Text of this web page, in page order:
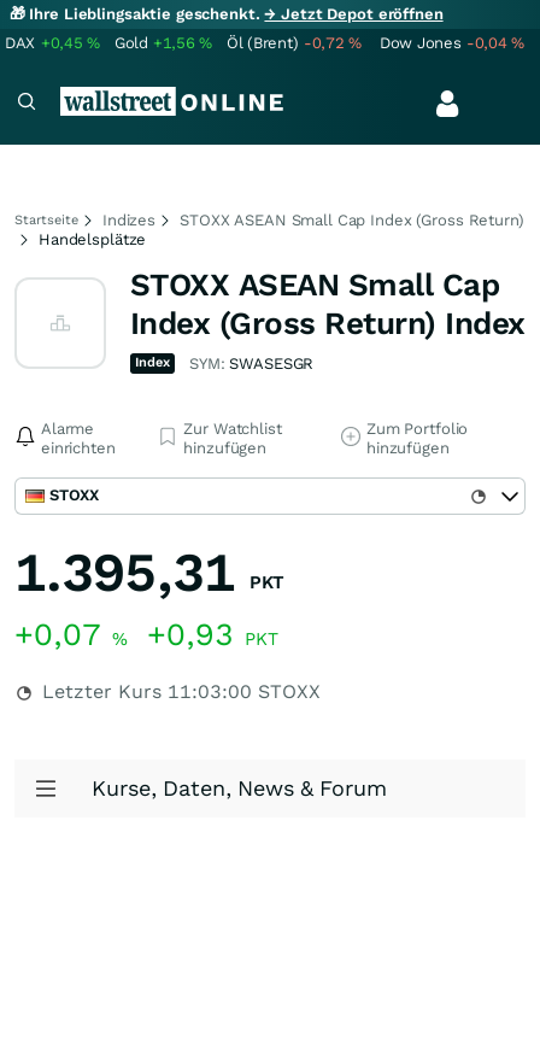
🎁 Ihre Lieblingsaktie geschenkt.→ Jetzt Depot eröffnen
DAX +0,45% Gold +1,56% Öl (Brent) -0,72% Dow Jones -0,04%
Startseite Indizes
STOXX ASEAN Small Cap Index (Gross Return)
Handelsplätze
STOXX ASEAN Small Cap
Index (Gross Return) Index
Index SYM:SWASESGR
Alarme
einrichten
Zur Watchlist
hinzufügen
Zum Portfolio
hinzufügen
STOXX
1.395,31 PKT
+0,07 % +0,93 PKT
Letzter Kurs 11:03:00 STOXX
Kurse, Daten, News & Forum